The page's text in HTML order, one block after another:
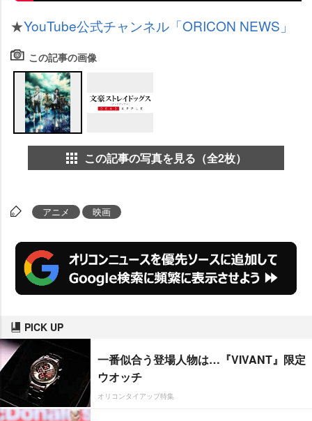
★YouTube公式チャンネル「ORICON NEWS」
この記事の画像
この記事の写真を見る（全2枚）
アニメ 映画
PICK UP
一番似合う登場人物は…『VIVANT』限定
ウオッチ
オリコンタイアップ特集